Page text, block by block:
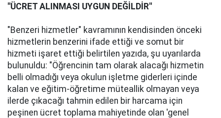
"ÜCRET ALINMASI UYGUN DEĞİLDİR"
"Benzeri hizmetler" kavramının kendisinden önceki
hizmetlerin benzerini ifade ettiği ve somut bir
hizmeti işaret ettiği belirtilen yazıda, şu uyarılarda
bulunuldu: "Öğrencinin tam olarak alacağı hizmetin
belli olmadığı veya okulun işletme giderleri içinde
kalan ve eğitim-öğretime müteallik olmayan veya
ilerde çıkacağı tahmin edilen bir harcama için
peşinen ücret toplama mahiyetinde olan 'genel